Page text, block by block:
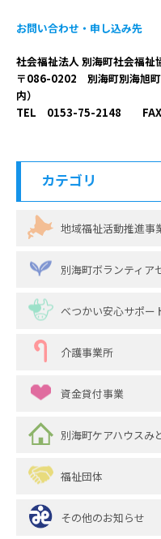
お問い合わせ・申し込み先
社会福祉法人 別海町社会福祉
〒086-0202 別海町別海旭町
内）
TEL 0153-75-2148
カテゴリ
地域福祉活動推進事
別海町ボランティア
べつかい安心サポー
介護事業所
資金貸付事業
別海町ケアハウスみ
福祉団体
その他のお知らせ